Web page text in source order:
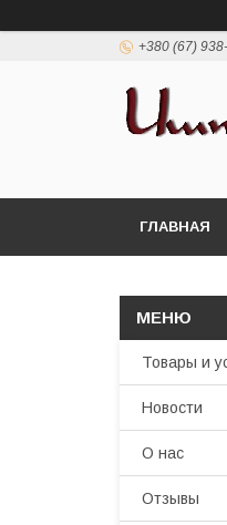
+380 (67)
ГЛАВНАЯ
Товары и
Новости
О нас
Отзывы